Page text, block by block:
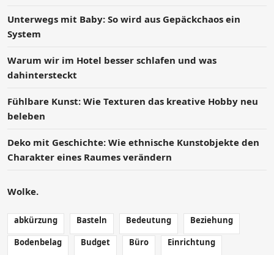
Unterwegs mit Baby: So wird aus Gepäckchaos ein
System
Warum wir im Hotel besser schlafen und was
dahintersteckt
Fühlbare Kunst: Wie Texturen das kreative Hobby neu
beleben
Deko mit Geschichte: Wie ethnische Kunstobjekte den
Charakter eines Raumes verändern
Wolke.
abkürzung Basteln Bedeutung
Beziehung
Bodenbelag
Budget Büro
Einrichtung